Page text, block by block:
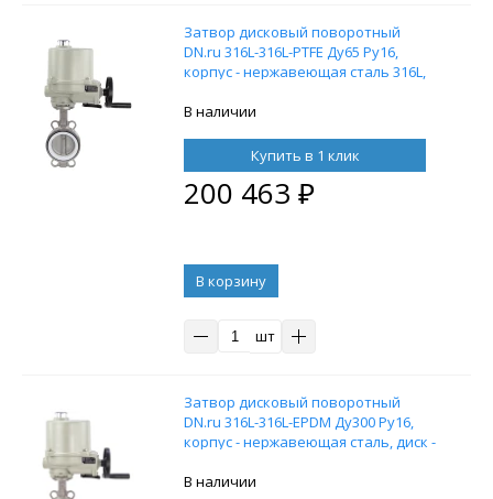
Затвор дисковый поворотный
DN.ru 316L-316L-PTFE Ду65 Ру16,
корпус - нержавеющая сталь 316L,
уплотнение - PTFE, с
электроприводом ГЗ-ОФВ-80/21К
220 В
В наличии
Купить в 1 клик
200 463 ₽
В корзину
шт
Затвор дисковый поворотный
DN.ru 316L-316L-EPDM Ду300 Ру16,
корпус - нержавеющая сталь, диск -
EPDM, с электроприводом ГЗ-
В наличии